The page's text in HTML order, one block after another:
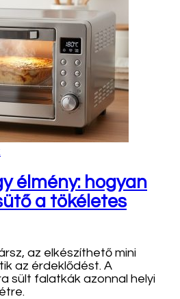
élmény: hogyan
a tökéletes
az elkészíthető mini
az érdeklődést. A
sült falatkák azonnal helyi